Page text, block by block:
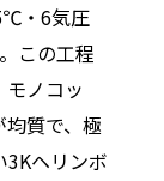
・6気圧
この工程
ノコッ
質で、極
3Kヘリンボ